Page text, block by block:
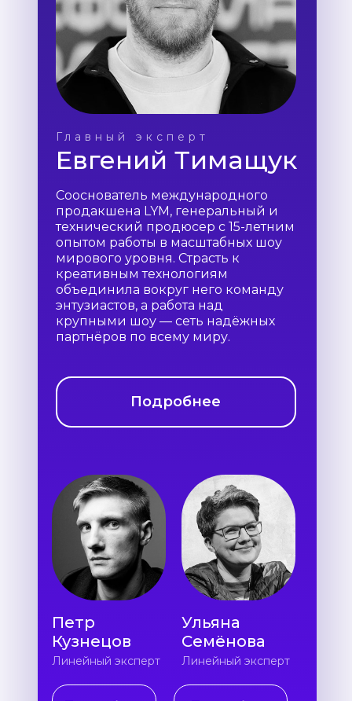
Главный эксперт
Евгений Тимащук
Сооснователь международного
продакшена LYM, генеральный и
технический продюсер с 15-летним
опытом работы в масштабных шоу
мирового уровня. Страсть к
креативным технологиям
объединила вокруг него команду
энтузиастов, а работа над
крупными шоу — сеть надёжных
партнёров по всему миру.
Петр
Кузнецов
Линейный эксперт
Ульяна
Семёнова
Линейный эксперт
Подробнее